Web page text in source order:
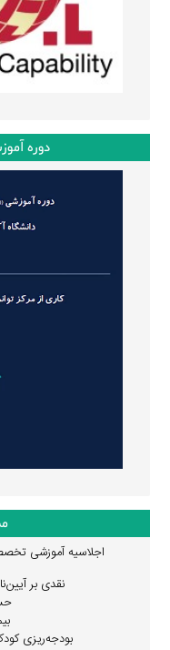
دوره
اجلاسیه آموزشی
نقدی بر
بودجه‌ریزی